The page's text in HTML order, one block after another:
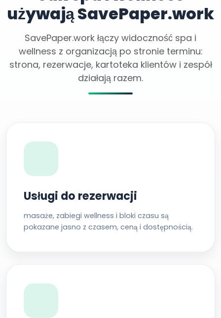
używają SavePaper.work
SavePaper.work łączy widoczność spa i
wellness z organizacją po stronie terminu:
strona, rezerwacje, kartoteka klientów i zespół
działają razem.
Usługi do rezerwacji
masaże, zabiegi wellness i bloki czasu są
pokazane jasno z czasem, ceną i dostępnością.